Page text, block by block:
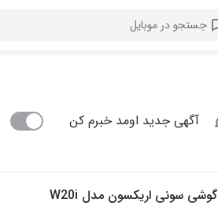
آگهی جدید اومد خبرم کن
گوشی سونی اریکسون مدل W20i